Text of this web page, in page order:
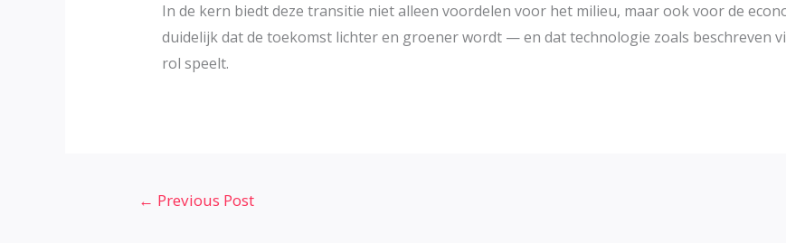
In de kern biedt deze transitie niet alleen voordelen voor het milieu, maar ook voor de
duidelijk dat de toekomst lichter en groener wordt — en dat technologie zoals beschreven
rol speelt.
← Previous Post